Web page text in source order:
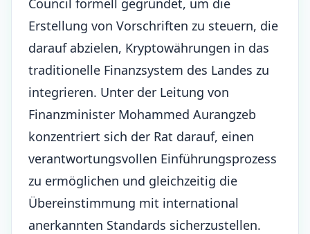
Council formell gegründet, um die
Erstellung von Vorschriften zu steuern, die
darauf abzielen, Kryptowährungen in das
traditionelle Finanzsystem des Landes zu
integrieren. Unter der Leitung von
Finanzminister Mohammed Aurangzeb
konzentriert sich der Rat darauf, einen
verantwortungsvollen Einführungsprozess
zu ermöglichen und gleichzeitig die
Übereinstimmung mit international
anerkannten Standards sicherzustellen.